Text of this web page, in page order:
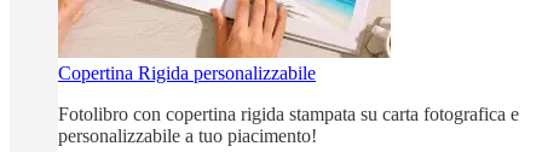
Copertina Rigida personalizzabile
Fotolibro con copertina rigida stampata su carta fotografica e
personalizzabile a tuo piacimento!